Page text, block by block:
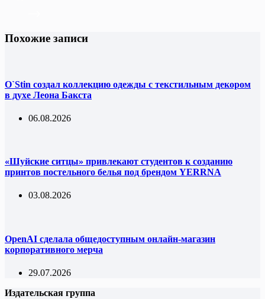
Похожие записи
O`Stin создал коллекцию одежды с текстильным декором
в духе Леона Бакста
06.08.2026
«Шуйские ситцы» привлекают студентов к созданию
принтов постельного белья под брендом YERRNA
03.08.2026
OpenAI сделала общедоступным онлайн-магазин
корпоративного мерча
29.07.2026
Издательская группа